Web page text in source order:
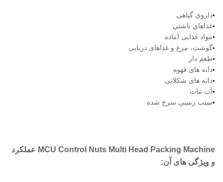
•داروی گیاهی
•غذاهاي ناشتي
•مواد غذایی آماده
•گوشت، مرغ و غذاهای دریایی
•طعم دار
•دانه های قهوه
•دانه های شکلاتی
•آب نبات
•سیب زمینی سرخ شده
MCU Control Nuts Multi Head Packing Machine عملکرد
و ویژگی های آن: